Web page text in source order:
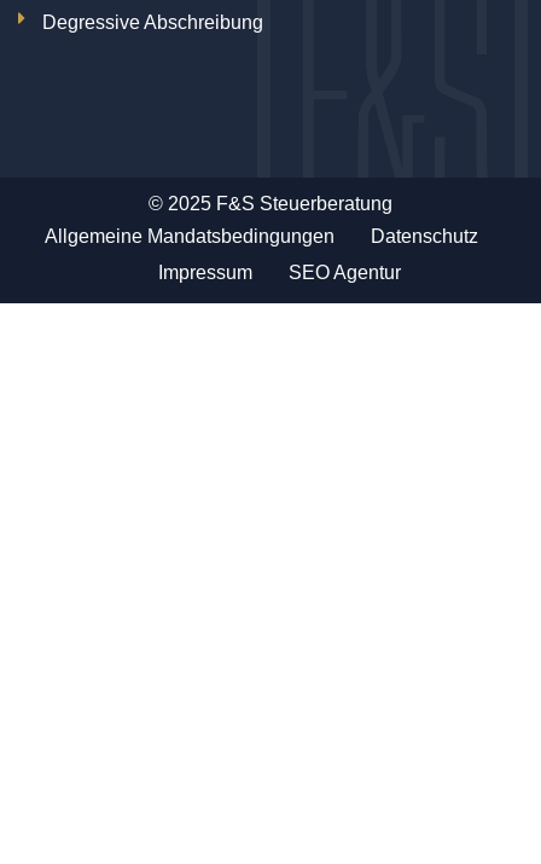
Degressive Abschreibung
© 2025 F&S Steuerberatung
Allgemeine Mandatsbedingungen
Datenschutz
Impressum
SEO Agentur